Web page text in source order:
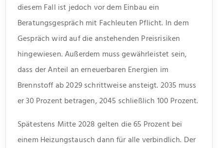
diesem Fall ist jedoch vor dem Einbau ein
Beratungsgespräch mit Fachleuten Pflicht. In dem
Gespräch wird auf die anstehenden Preisrisiken
hingewiesen. Außerdem muss gewährleistet sein,
dass der Anteil an erneuerbaren Energien im
Brennstoff ab 2029 schrittweise ansteigt. 2035 muss
er 30 Prozent betragen, 2045 schließlich 100 Prozent.
Spätestens Mitte 2028 gelten die 65 Prozent bei
einem Heizungstausch dann für alle verbindlich. Der